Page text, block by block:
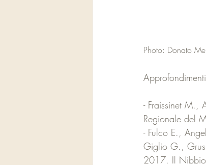
Photo: Donato
- Fraissinet M.,
Regionale del
- Fulco E.,
Giglio G.,
2017. Il Nibbio